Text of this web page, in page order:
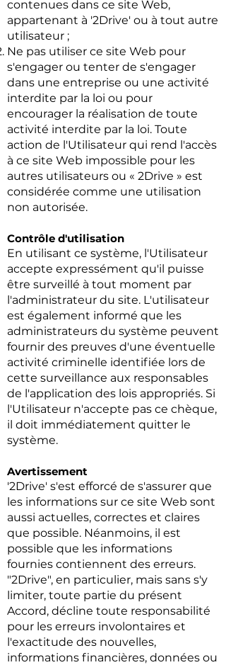
contenues dans ce site Web,
appartenant à '2Drive' ou à tout autre
utilisateur ;
Ne pas utiliser ce site Web pour
s'engager ou tenter de s'engager
dans une entreprise ou une activité
interdite par la loi ou pour
encourager la réalisation de toute
activité interdite par la loi. Toute
action de l'Utilisateur qui rend l'accès
à ce site Web impossible pour les
autres utilisateurs ou « 2Drive » est
considérée comme une utilisation
non autorisée.
Contrôle d'utilisation
En utilisant ce système, l'Utilisateur
accepte expressément qu'il puisse
être surveillé à tout moment par
l'administrateur du site. L'utilisateur
est également informé que les
administrateurs du système peuvent
fournir des preuves d'une éventuelle
activité criminelle identifiée lors de
cette surveillance aux responsables
de l'application des lois appropriés. Si
l'Utilisateur n'accepte pas ce chèque,
il doit immédiatement quitter le
système.
Avertissement
'2Drive' s'est efforcé de s'assurer que
les informations sur ce site Web sont
aussi actuelles, correctes et claires
que possible. Néanmoins, il est
possible que les informations
fournies contiennent des erreurs.
"2Drive", en particulier, mais sans s'y
limiter, toute partie du présent
Accord, décline toute responsabilité
pour les erreurs involontaires et
l'exactitude des nouvelles,
informations financières, données ou